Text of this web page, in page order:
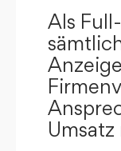
Als